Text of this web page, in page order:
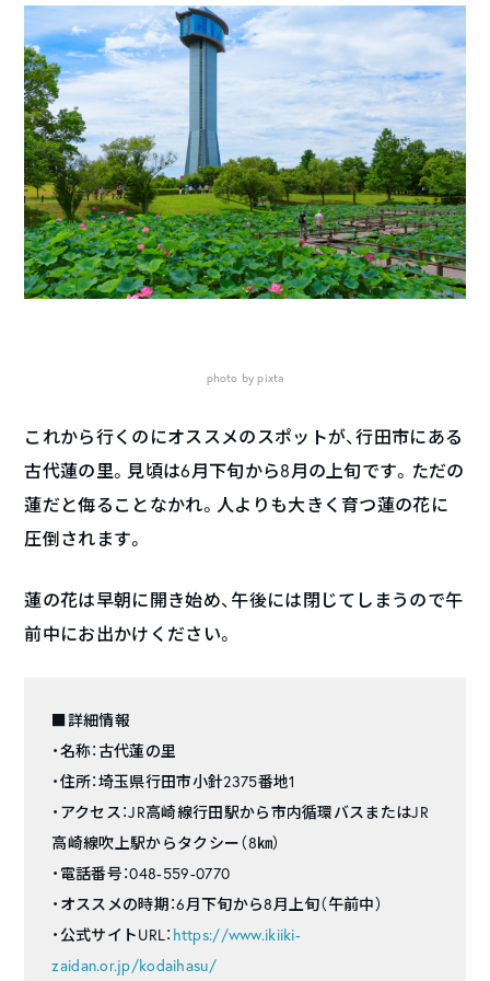
photo by pixta
これから行くのにオススメのスポットが、行田市にある
古代蓮の里。見頃は6月下旬から8月の上旬です。ただの
蓮だと侮ることなかれ。人よりも大きく育つ蓮の花に
圧倒されます。
蓮の花は早朝に開き始め、午後には閉じてしまうので午
前中にお出かけください。
■詳細情報
・名称：古代蓮の里
・住所：埼玉県行田市小針2375番地1
・アクセス：JR高崎線行田駅から市内循環バスまたはJR
高崎線吹上駅からタクシー（8㎞）
・電話番号：048-559-0770
・オススメの時期：6月下旬から8月上旬（午前中）
・公式サイトURL： https://www.ikiiki-
zaidan.or.jp/kodaihasu/